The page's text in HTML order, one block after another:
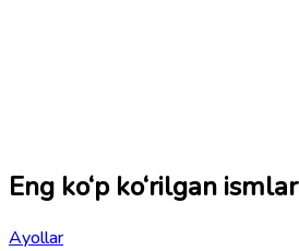
Eng ko‘p ko‘rilgan ismlar
Ayollar